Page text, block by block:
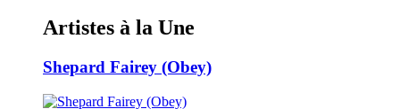
Artistes à la Une
Shepard Fairey (Obey)